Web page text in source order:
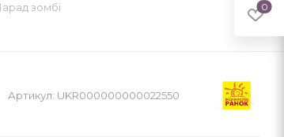
зомбі
Артикул: UKR000000000022550
0